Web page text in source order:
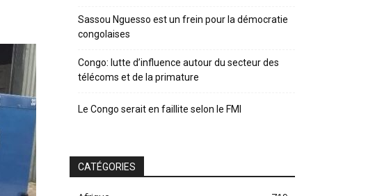
Sassou Nguesso est un frein pour la démocratie
congolaises
Congo: lutte d’influence autour du secteur des
télécoms et de la primature
Le Congo serait en faillite selon le FMI
CATÉGORIES